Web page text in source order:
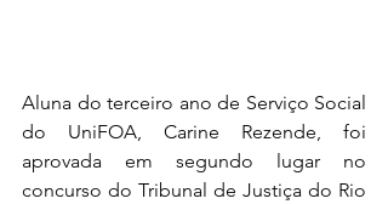
Aluna do terceiro ano de Serviço Social
do UniFOA, Carine Rezende, foi
aprovada em segundo lugar no
concurso do Tribunal de Justiça do Rio